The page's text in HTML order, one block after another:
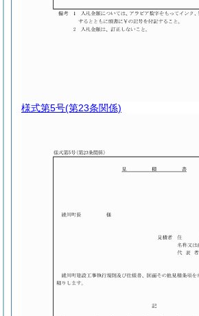
様式第5号(第23条関係)